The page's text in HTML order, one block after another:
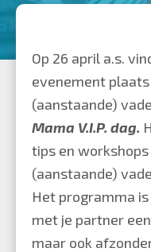
Op 26 april a.s.
evenement
(aanstaande)
Mama V.I.P. dag.
tips en
(aanstaande)
Het programma
met je partner
maar ook